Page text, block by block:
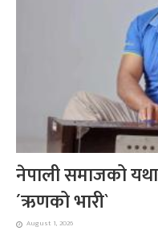
नेपाली समाजको
´ऋणको भारी`
August 1, 2026